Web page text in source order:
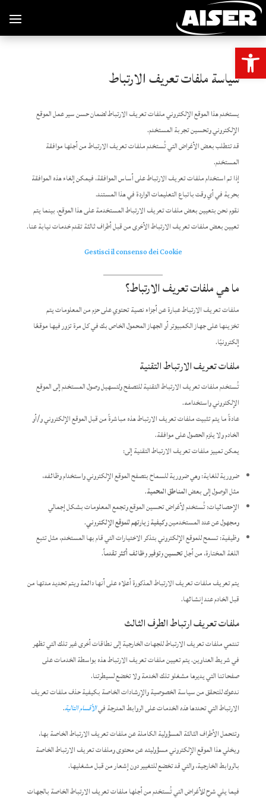
Open toolbar
سياسة ملفات تعريف الارتباط
يستخدم هذا الموقع الإلكتروني ملفات تعريف الارتباط لضمان حسن سير عمل الموقع
الإلكتروني وتحسين تجربة المستخدم.
قد تتطلب بعض الأغراض التي تُستخدم ملفات تعريف الارتباط من أجلها موافقة
المستخدم.
إذا تم استخدام ملفات تعريف الارتباط على أساس الموافقة، فيمكن إلغاء هذه الموافقة
بحرية في أي وقت باتباع التعليمات الواردة في هذا المستند.
نقوم نحن بتعيين بعض ملفات تعريف الارتباط المستخدمة على هذا الموقع، بينما يتم
تعيين بعض ملفات تعريف الارتباط الأخرى من قبل أطراف ثالثة تقدم خدمات نيابة عنا.
Gestisci il consenso dei Cookie
ما هي ملفات تعريف الارتباط؟
ملفات تعريف الارتباط عبارة عن أجزاء نصية تحتوي على حزم من المعلومات يتم
تخزينها على جهاز الكمبيوتر أو الجهاز المحمول الخاص بك في كل مرة تزور فيها موقعًا
إلكترونيًا.
ملفات تعريف الارتباط التقنية
تُستخدم ملفات تعريف الارتباط التقنية للتصفح ولتسهيل وصول المستخدم إلى الموقع
الإلكتروني واستخدامه.
عادةً ما يتم تثبيت ملفات تعريف الارتباط هذه مباشرةً من قبل الموقع الإلكتروني و/أو
الخادم ولا يلزم الحصول على موافقة.
يمكن تمييز ملفات تعريف الارتباط التقنية إلى:
ضرورية للغاية: وهي ضرورية للسماح بتصفح الموقع الإلكتروني واستخدام وظائفه،
مثل الوصول إلى بعضالمناطق المحمية.
الإحصائيات: تُستخدم لأغراض تحسين الموقع وتجمع المعلومات بشكل إجمالي
ومجهول عن عدد المستخدمين وكيفية زيارتهم للموقع الإلكتروني.
وظيفية: تسمح للموقع الإلكتروني بتذكر الاختيارات التي قام بها المستخدم، مثل تتبع
اللغة المختارة، من أجلتحسين وتوفير وظائف أكثر تقدماً.
يتم تعريف ملفات تعريف الارتباط المذكورة أعلاه على أنها دائمة ويتم تحديد مدتها من
قبل الخادم عند إنشائها.
ملفات تعريف ارتباط الطرف الثالث
تنتمي ملفات تعريف الارتباط للجهات الخارجية إلى نطاقات أخرى غير تلك التي تظهر
في شريط العناوين. يتم تعيين ملفات تعريف الارتباط هذه بواسطة الخدمات على
صفحاتنا التي يديرها مشغلو تلك الخدمة ولا تخضع لسيطرتنا.
ندعوك للتحقق من سياسة الخصوصية والإرشادات الخاصة بكيفية حذف ملفات تعريف
الارتباط التي تحددهاهذهالخدمات على الروابط المدرجة فيالأقسام التالية.
وتتحمل الأطراف الثالثة المسؤولية الكاملة عن ملفات تعريف الارتباط الخاصة بها،
ويخلي هذا الموقع الإلكتروني مسؤوليته عن محتوى وملفات تعريف الارتباط الخاصة
بالروابط الخارجية، والتي قد تخضع للتغيير دون إشعار من قبل مشغليها.
فيما يلي شرح للأغراض التي تُستخدم من أجلها ملفات تعريف الارتباط الخاصة بالجهات